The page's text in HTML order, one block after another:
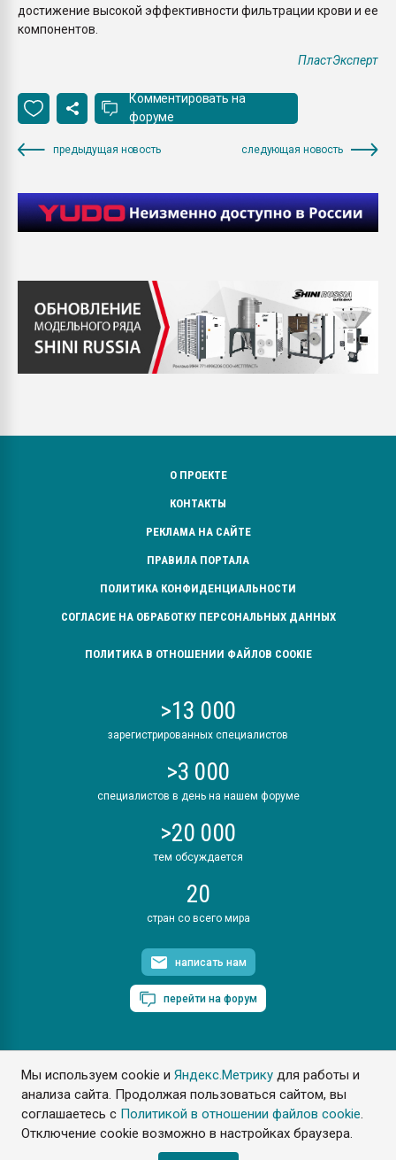
Мы используем cookie иЯндекс.Метрику для работы и
анализа сайта. Продолжая пользоваться сайтом, вы
соглашаетесь с Политикой в отношении файлов cookie.
Отключение cookie возможно в настройках браузера.
достижение высокой эффективности фильтрации крови и ее
компонентов.
ПластЭксперт
Комментировать на
форуме
предыдущая новость следующая новость
О ПРОЕКТЕ
КОНТАКТЫ
РЕКЛАМА НА САЙТЕ
ПРАВИЛА ПОРТАЛА
ПОЛИТИКА КОНФИДЕНЦИАЛЬНОСТИ
СОГЛАСИЕ НА ОБРАБОТКУ ПЕРСОНАЛЬНЫХ ДАННЫХ
ПОЛИТИКА В ОТНОШЕНИИ ФАЙЛОВ COOKIE
>13 000
зарегистрированных специалистов
>3 000
специалистов в день на нашем форуме
>20 000
тем обсуждается
20
стран со всего мира
написать нам
перейти на форум
ПластЭксперт © 2006. Все права защищены
Разрешается копирование материалов сайта с обязательной
ссылкой на www.e-plastic.ru
Разработка сайта